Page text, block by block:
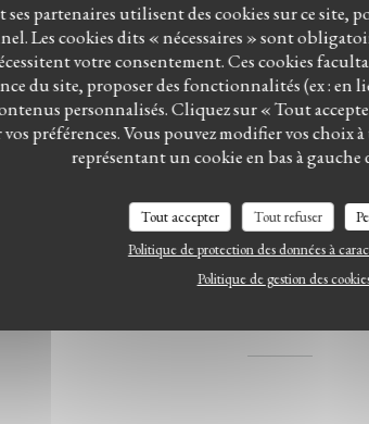
ses partenaires utilisent des cookies sur ce site,
Les cookies dits « nécessaires » sont
votre consentement. Ces cookies
du site, proposer des fonctionnalités (ex : en
personnalisés. Cliquez sur « Tout
préférences. Vous pouvez modifier vos
représentant un cookie en bas à gauche
Tout accepter Tout refuser
Politique de protection des données à
Politique de gestion des
sa boule de glace a la fleur d'oranger